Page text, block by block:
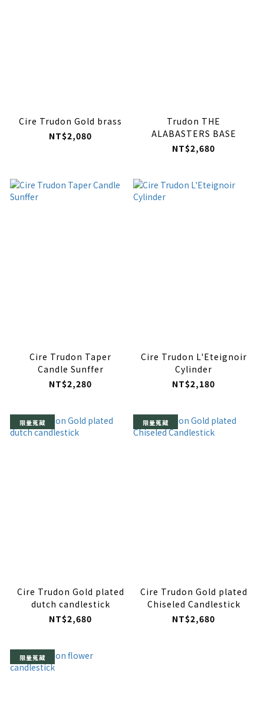
Cire Trudon Gold brass
NT$2,080
Trudon THE
ALABASTERS BASE
NT$2,680
Cire Trudon Taper
Candle Sunffer
NT$2,280
Cire Trudon L'Eteignoir
Cylinder
NT$2,180
限量蒐藏
Cire Trudon Gold plated
dutch candlestick
NT$2,680
限量蒐藏
Cire Trudon Gold plated
Chiseled Candlestick
NT$2,680
限量蒐藏